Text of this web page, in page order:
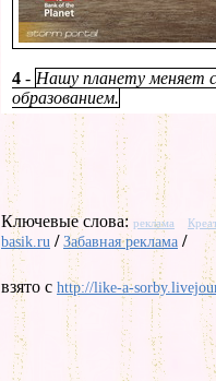
4 - Нашу планету меняет
образованием.
Ключевые слова: реклама
basik.ru / Забавная реклама /
взято с http://like-a-